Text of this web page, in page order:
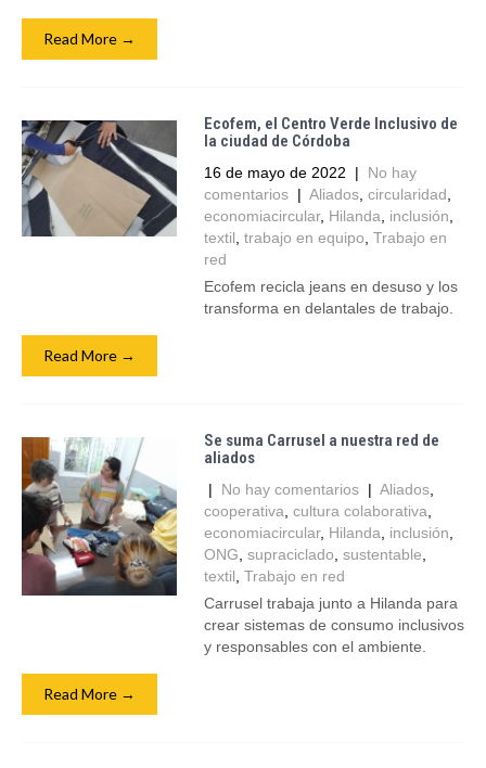
Read More →
Ecofem, el Centro Verde Inclusivo de
la ciudad de Córdoba
16 de mayo de 2022 | No hay
comentarios | Aliados, circularidad
economiacircular, Hilanda inclusión
textil trabajo en equipo Trabajo en
red
Ecofem recicla jeans en desuso y los
transforma en delantales de trabajo.
Read More →
Se suma Carrusel a nuestra red de
aliados
| No hay comentarios | Aliados,
cooperativa cultura colaborativa
economiacircular, Hilanda inclusión
ONG supraciclado sustentable
textil Trabajo en red
Carrusel trabaja junto a Hilanda para
crear sistemas de consumo inclusivos
y responsables con el ambiente.
Read More →